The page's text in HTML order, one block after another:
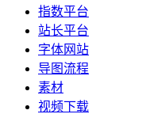
指数平台
站长平台
字体网站
导图流程
素材
视频下载